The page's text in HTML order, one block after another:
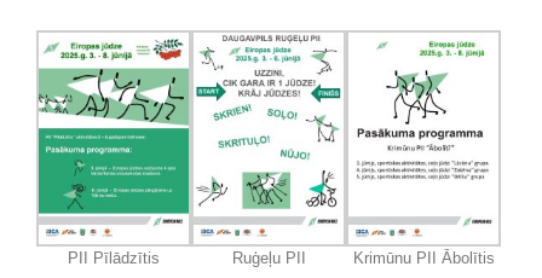
PII Pīlādzītis Ruģeļu PII Krimūnu PII Ābolītis